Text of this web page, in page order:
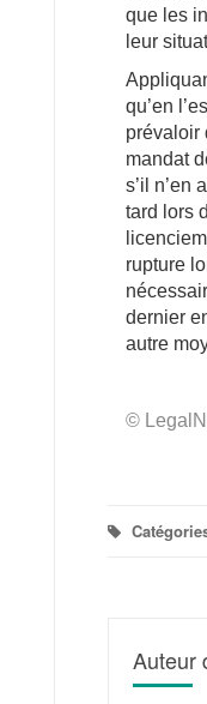
que les
leur
qu’en
prévaloir
mandat
s’il n’en
tard lors
rupture
dernier
autre
©
Auteur